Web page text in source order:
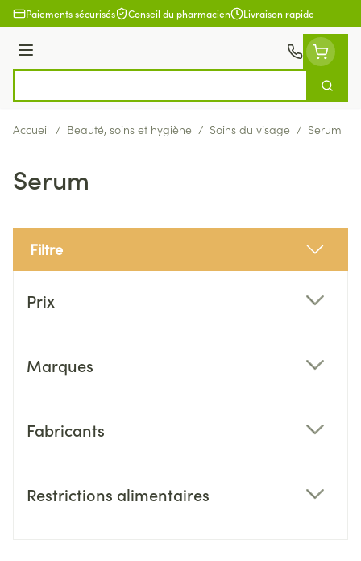
Aller au contenu
Paiements sécurisés Conseil du pharmacien Livraison rapide
Menu
Accueil / Beauté, soins et hygiène / Soins du visage / Serum
Serum
Filtre
Prix
Marques
Fabricants
Restrictions alimentaires